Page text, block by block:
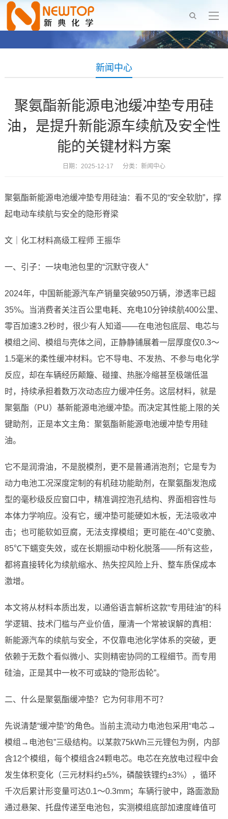
新闻中心
聚氨酯新能源电池缓冲垫专用硅
油，是提升新能源车续航及安全性
能的关键材料方案
日期：2025-12-17 分类： 新闻中心
聚氨酯新能源电池缓冲垫专用硅油：看不见的“安全软肋”，撑
起电动车续航与安全的隐形脊梁
文｜化工材料高级工程师 王振华
一、引子：一块电池包里的“沉默守夜人”
2024年，中国新能源汽车产销量突破950万辆，渗透率已超
35%。当消费者关注百公里电耗、充电10分钟续航400公里、
零百加速3.2秒时，很少有人知道——在电池包底层、电芯与
模组之间、模组与壳体之间，正静静铺展着一层厚度仅0.3～
1.5毫米的柔性缓冲材料。它不导电、不发热、不参与电化学
反应，却在车辆经历颠簸、碰撞、热胀冷缩甚至极端低温
时，持续承担着数万次动态应力缓冲任务。这层材料，就是
聚氨酯（PU）基新能源电池缓冲垫。而决定其性能上限的关
键助剂，正是本文主角：聚氨酯新能源电池缓冲垫专用硅
油。
它不是润滑油，不是脱模剂，更不是普通消泡剂；它是专为
动力电池工况深度定制的有机硅功能助剂，在聚氨酯发泡成
型的毫秒级反应窗口中，精准调控泡孔结构、界面相容性与
本体力学响应。没有它，缓冲垫可能硬如木板，无法吸收冲
击；也可能软如豆腐，无法支撑模组；更可能在-40℃变脆、
85℃下蠕变失效，或在长期振动中粉化脱落——所有这些，
都将直接转化为续航缩水、热失控风险上升、整车质保成本
激增。
本文将从材料本质出发，以通俗语言解析这款“专用硅油”的科
学逻辑、技术门槛与产业价值，厘清一个常被误解的真相：
新能源汽车的续航与安全，不仅靠电池化学体系的突破，更
依赖于无数个看似微小、实则精密协同的工程细节。而专用
硅油，正是其中一枚不可或缺的“隐形齿轮”。
二、什么是聚氨酯缓冲垫？它为何非用不可？
先说清楚“缓冲垫”的角色。当前主流动力电池包采用“电芯→
模组→电池包”三级结构。以某款75kWh三元锂包为例，内部
含12个模组，每个模组含24颗电芯。电芯在充放电过程中会
发生体积变化（三元材料约±5%，磷酸铁锂约±3%），循环
千次后累计形变量可达0.1～0.3mm；车辆行驶中，路面激励
通过悬架、托盘传递至电池包，实测模组底部加速度峰值可